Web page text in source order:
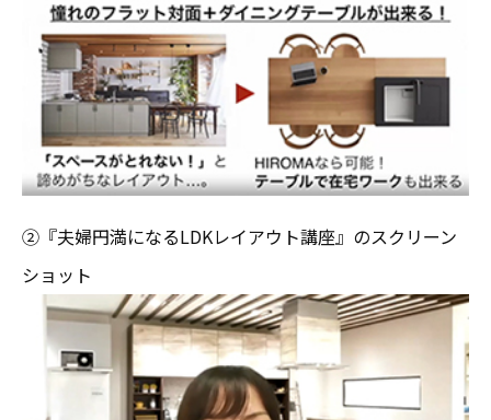
②『夫婦円満になるLDKレイアウト講座』のスクリーン
ショット